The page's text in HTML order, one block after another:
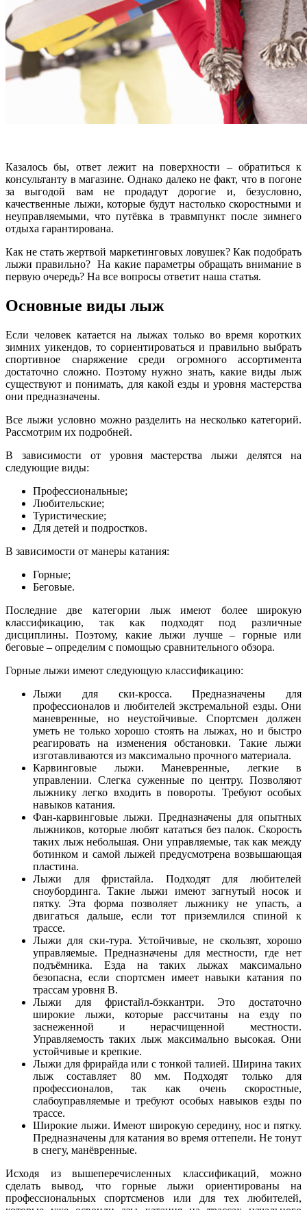
Казалось бы, ответ лежит на поверхности – обратиться к
консультанту в магазине. Однако далеко не факт, что в погоне
за выгодой вам не продадут дорогие и, безусловно,
качественные лыжи, которые будут настолько скоростными и
неуправляемыми, что путёвка в травмпункт после зимнего
отдыха гарантирована.
Как не стать жертвой маркетинговых ловушек? Как подобрать
лыжи правильно? На какие параметры обращать внимание в
первую очередь? На все вопросы ответит наша статья.
Основные виды лыж
Если человек катается на лыжах только во время коротких
зимних уикендов, то сориентироваться и правильно выбрать
спортивное снаряжение среди огромного ассортимента
достаточно сложно. Поэтому нужно знать, какие виды лыж
существуют и понимать, для какой езды и уровня мастерства
они предназначены.
Все лыжи условно можно разделить на несколько категорий.
Рассмотрим их подробней.
В зависимости от уровня мастерства лыжи делятся на
следующие виды:
Профессиональные;
Любительские;
Туристические;
Для детей и подростков.
В зависимости от манеры катания:
Горные;
Беговые.
Последние две категории лыж имеют более широкую
классификацию, так как подходят под различные
дисциплины. Поэтому, какие лыжи лучше – горные или
беговые – определим с помощью сравнительного обзора.
Горные лыжи имеют следующую классификацию:
Лыжи для ски-кросса. Предназначены для
профессионалов и любителей экстремальной езды. Они
маневренные, но неустойчивые. Спортсмен должен
уметь не только хорошо стоять на лыжах, но и быстро
реагировать на изменения обстановки. Такие лыжи
изготавливаются из максимально прочного материала.
Карвинговые лыжи. Маневренные, легкие в
управлении. Слегка суженные по центру. Позволяют
лыжнику легко входить в повороты. Требуют особых
навыков катания.
Фан-карвинговые лыжи. Предназначены для опытных
лыжников, которые любят кататься без палок. Скорость
таких лыж небольшая. Они управляемые, так как между
ботинком и самой лыжей предусмотрена возвышающая
пластина.
Лыжи для фристайла. Подходят для любителей
сноубординга. Такие лыжи имеют загнутый носок и
пятку. Эта форма позволяет лыжнику не упасть, а
двигаться дальше, если тот приземлился спиной к
трассе.
Лыжи для ски-тура. Устойчивые, не скользят, хорошо
управляемые. Предназначены для местности, где нет
подъёмника. Езда на таких лыжах максимально
безопасна, если спортсмен имеет навыки катания по
трассам уровня В.
Лыжи для фристайл-бэккантри. Это достаточно
широкие лыжи, которые рассчитаны на езду по
заснеженной и нерасчищенной местности.
Управляемость таких лыж максимально высокая. Они
устойчивые и крепкие.
Лыжи для фрирайда или с тонкой талией. Ширина таких
лыж составляет 80 мм. Подходят только для
профессионалов, так как очень скоростные,
слабоуправляемые и требуют особых навыков езды по
трассе.
Широкие лыжи. Имеют широкую середину, нос и пятку.
Предназначены для катания во время оттепели. Не тонут
в снегу, манёвренные.
Исходя из вышеперечисленных классификаций, можно
сделать вывод, что горные лыжи ориентированы на
профессиональных спортсменов или для тех любителей,